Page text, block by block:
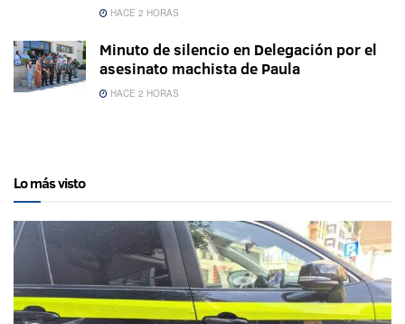
HACE 2 HORAS
Minuto de silencio en Delegación por el
asesinato machista de Paula
HACE 2 HORAS
Lo más visto